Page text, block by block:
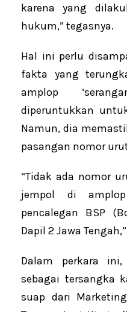
karena yang
hukum,” tegasnya.
Hal ini perlu
fakta yang
amplop
diperuntukkan
Namun, dia
pasangan nomor
“Tidak ada nomor
jempol di
pencalegan BSP
Dapil 2 Jawa
Dalam perkara
sebagai tersangka
suap dari